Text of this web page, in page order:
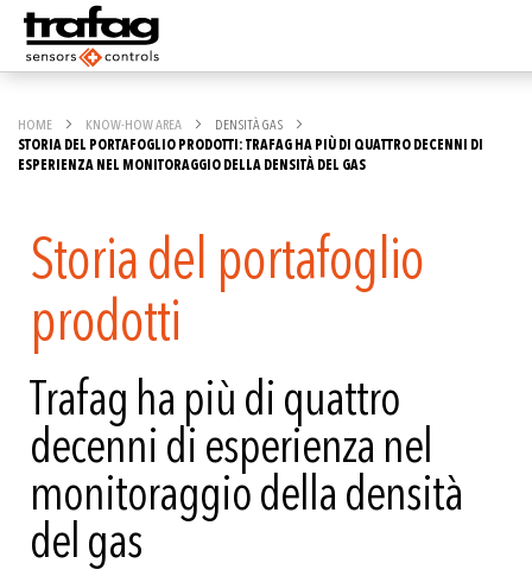
HOME KNOW-HOW AREA
DENSITÀ GAS
STORIA DEL PORTAFOGLIO PRODOTTI: TRAFAG HA PIÙ DI QUATTRO DECENNI DI
ESPERIENZA NEL MONITORAGGIO DELLA DENSITÀ DEL GAS
Storia del portafoglio
prodotti
Trafag ha più di quattro
decenni di esperienza nel
monitoraggio della densità
del gas